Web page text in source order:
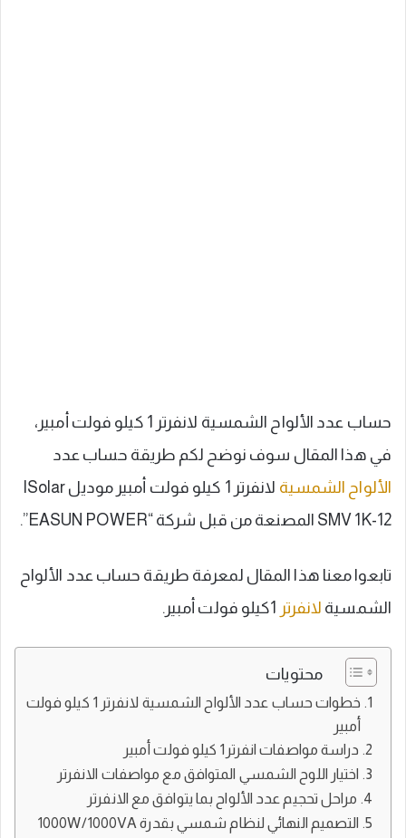
حساب عدد الألواح الشمسية لانفرتر 1 كيلو فولت أمبير،
في هذا المقال سوف نوضح لكم طريقة حساب عدد
الألواح الشمسية
لانفرتر 1 كيلو فولت أمبير موديل ISolar
SMV 1K-12 المصنعة من قبل شركة “EASUN POWER”.
تابعوا معنا هذا المقال لمعرفة طريقة حساب عدد الألواح
الشمسية لانفرتر
محتويات
خطوات حساب عدد الألواح الشمسية لانفرتر 1 كيلو فولت
أمبير
دراسة مواصفات انفرتر1 كيلو فولت أمبير
اختيار اللوح الشمسي المتوافق مع مواصفات الانفرتر
مراحل تحجيم عدد الألواح بما يتوافق مع الانفرتر
التصميم النهائي لنظام شمسي بقدرة 1000W/1000VA